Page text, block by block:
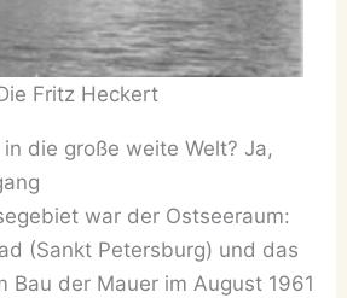
Fritz Heckert
die große weite Welt? Ja,
war der Ostseeraum:
(Sankt Petersburg) und das
Bau der Mauer im August 1961